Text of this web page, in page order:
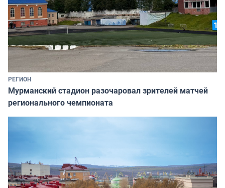
РЕГИОН
Мурманский стадион разочаровал зрителей матчей
регионального чемпионата